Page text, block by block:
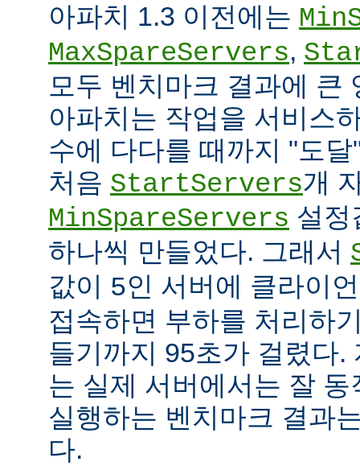
아파치 1.3 이전에는
MaxSpareServers,
모두 벤치마크 결과에 큰
아파치는 작업을 서비스
수에 다다를 때까지 "도
처음 StartServers개
MinSpareServers 설정
하나씩 만들었다. 그래서
값이 5인 서버에 클라이
접속하면 부하를 처리하
들기까지 95초가 걸렸다.
는 실제 서버에서는 잘
실행하는 벤치마크 결과
다.